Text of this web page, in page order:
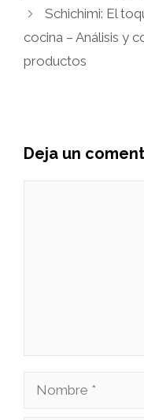
Schichimi: El
cocina – Análisis y
productos
Deja un
Nombre